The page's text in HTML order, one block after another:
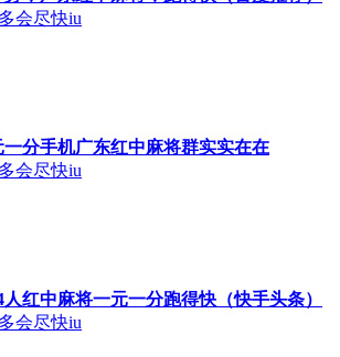
会尽快iu
一分手机广东红中麻将群实实在在
会尽快iu
人红中麻将一元一分跑得快（快手头条）
会尽快iu